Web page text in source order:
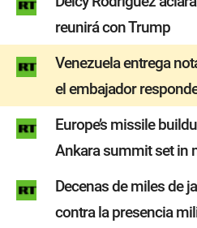
reunirá con Trump
Venezuela entrega
el embajador
Europe’s missile
Ankara summit set in
Decenas de miles de
contra la presencia